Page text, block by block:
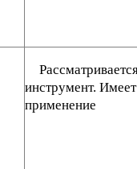
инструмент.
применение